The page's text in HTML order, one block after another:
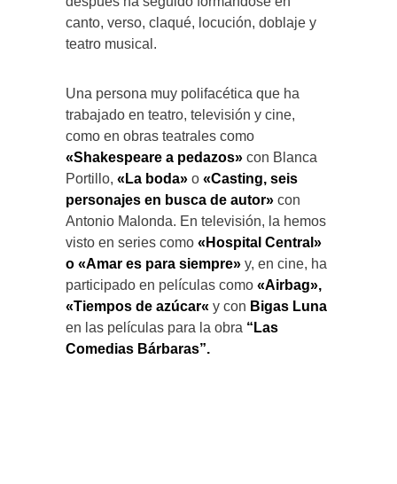
canto, verso, claqué, locución, doblaje y
teatro musical.
Una persona muy polifacética que ha
trabajado en teatro, televisión y cine,
como en obras teatrales como
«Shakespeare a pedazos» con Blanca
Portillo, «La boda» o «Casting, seis
personajes en busca de autor» con
Antonio Malonda. En televisión, la hemos
visto en series como «Hospital Central»
o «Amar es para siempre» y, en cine, ha
participado en películas como «Airbag»,
«Tiempos de azúcar« y con Bigas Luna
en las películas para la obra “Las
Comedias Bárbaras”.